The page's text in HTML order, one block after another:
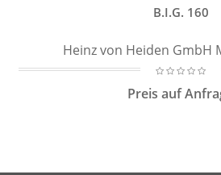
B.I.G. 160
Heinz von Heiden GmbH
Preis auf